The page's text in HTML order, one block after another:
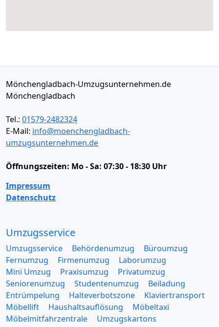
Mönchengladbach-Umzugsunternehmen.de
Mönchengladbach
Tel.: 01579-2482324
E-Mail: info@moenchengladbach-
umzugsunternehmen.de
Öffnungszeiten: Mo - Sa: 07:30 - 18:30 Uhr
Impressum
Datenschutz
Umzugsservice
Umzugsservice Behördenumzug
Büroumzug
Fernumzug
Firmenumzug
Laborumzug
Mini Umzug
Praxisumzug
Privatumzug
Seniorenumzug
Studentenumzug
Beiladung
Entrümpelung
Halteverbotszone
Klaviertransport
Möbellift
Haushaltsauflösung
Möbeltaxi
Möbelmitfahrzentrale
Umzugskartons